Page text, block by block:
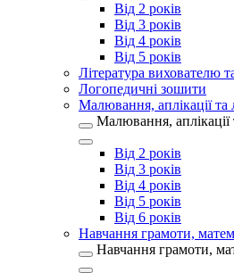
Від 2 років
Від 3 років
Від 4 років
Від 5 років
Література вихователю
Логопедичні зошити
Малювання, аплікації та
Малювання, аплікації
Від 2 років
Від 3 років
Від 4 років
Від 5 років
Від 6 років
Навчання грамоти,
Навчання грамоти,